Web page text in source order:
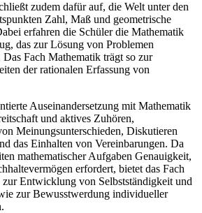
zudem dafür auf, die Welt unter den
Zahl, Maß und geometrische
erfahren die Schüler die Mathematik
das zur Lösung von Problemen
Fach Mathematik trägt so zur
der rationalen Erfassung von
Auseinandersetzung mit Mathematik
und aktives Zuhören,
Meinungsunterschieden, Diskutieren
das Einhalten von Vereinbarungen. Da
mathematischer Aufgaben Genauigkeit,
erfordert, bietet das Fach
zur Entwicklung von Selbstständigkeit und
zur Bewusstwerdung individueller